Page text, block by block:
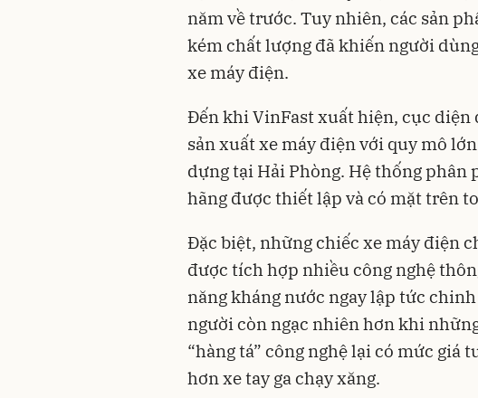
năm về trước. Tuy nhiên, các sản
kém chất lượng đã khiến người
xe máy điện.
Đến khiVinFastxuất hiện, cục diện
sản xuất xe máy điện với quy mô
dựng tại Hải Phòng. Hệ thống
hãng được thiết lập và có mặt trên
Đặc biệt, những chiếc xe máy điện
được tích hợp nhiều công nghệ
năng kháng nước ngay lập tức
người còn ngạc nhiên hơn khi
“hàng tá” công nghệ lại có mức giá
hơn xe tay ga chạy xăng.